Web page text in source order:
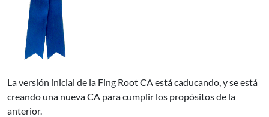
La versión inicial de la Fing Root CA está caducando, y se está
creando una nueva CA para cumplir los propósitos de la
anterior.